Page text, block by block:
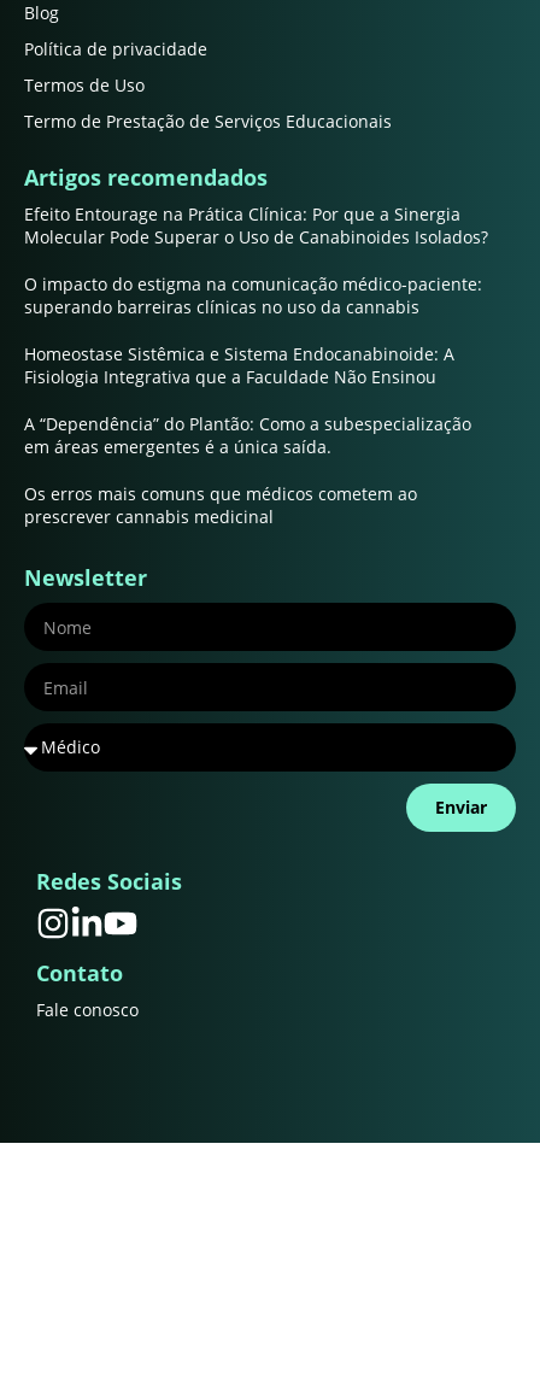
Blog
Política de privacidade
Termos de Uso
Termo de Prestação de Serviços Educacionais
Artigos recomendados
Efeito Entourage na Prática Clínica: Por que a Sinergia
Molecular Pode Superar o Uso de Canabinoides Isolados?
O impacto do estigma na comunicação médico-paciente:
superando barreiras clínicas no uso da cannabis
Homeostase Sistêmica e Sistema Endocanabinoide: A
Fisiologia Integrativa que a Faculdade Não Ensinou
A “Dependência” do Plantão: Como a subespecialização
em áreas emergentes é a única saída.
Os erros mais comuns que médicos cometem ao
prescrever cannabis medicinal
Newsletter
Enviar
Redes Sociais
Contato
Fale conosco